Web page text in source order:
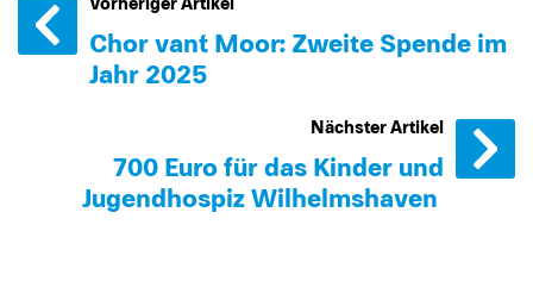
Vorheriger Artikel
Chor van´t Moor: Zweite Spende im
Jahr 2025
Nächster Artikel
700 Euro für das Kinder und
Jugendhospiz Wilhelmshaven